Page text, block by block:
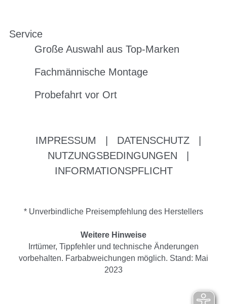
Service
Große Auswahl aus Top-Marken
Fachmännische Montage
Probefahrt vor Ort
IMPRESSUM DATENSCHUTZ
NUTZUNGSBEDINGUNGEN
INFORMATIONSPFLICHT
* Unverbindliche Preisempfehlung des Herstellers
Weitere Hinweise
Irrtümer, Tippfehler und technische Änderungen
vorbehalten. Farbabweichungen möglich. Stand: Mai
2023